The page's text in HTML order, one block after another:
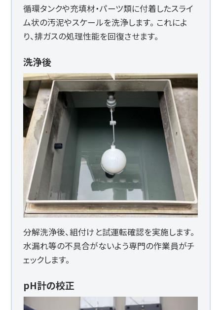
循環タンクや充填材・パーツ類に付着したスライ
ム状の汚泥やスケールを洗浄します。 これによ
り、排ガスの処理性能を回復させます。
洗浄後
分解洗浄後、組付けと試運転確認を実施します。
水漏れ等の不具合がないよう専門の作業員がチ
ェックします。
pH計の校正